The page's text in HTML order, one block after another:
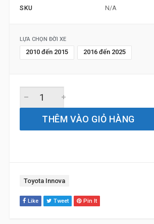
SKU N/A
LỰA CHỌN ĐỜI XE
2010 đến 2015 2016 đến 2025
THÊM VÀO GIỎ HÀNG
Tag:
Toyota Innova
Like Tweet Pin It